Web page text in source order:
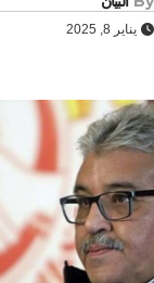
يناير 8, 2025